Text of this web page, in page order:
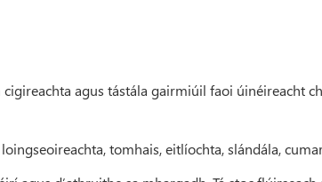
agus tástála gairmiúil faoi úinéireacht
tomhais, eitlíochta, slándála,